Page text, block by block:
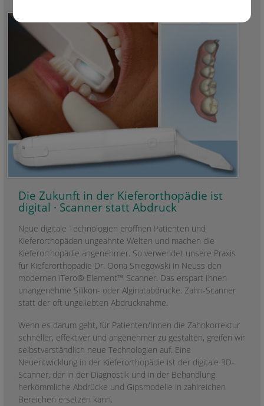
Die Zukunft in der Kieferorthopädie ist
digital · Scanner statt Abdruck
Neue digitale Technologien eröffnen Patienten und
Kieferorthopäden ungeahnte Welten und machen die
Kieferorthopädie angenehmer. So verwendet unsere Praxis
für Kieferorthopädie Dr. Oona Sniegowski in Neuss den
modernen iTero® Element™-Scanner. Das erspart Ihnen
unangenehme Silikon- oder Alginatabdrücke. Zahn-Scanner
statt der oft ungeliebten Abdrucknahme.
Wenn es darum geht, für Patienten/Innen die Zahnkorrektur
schneller, effektiver und angenehmer zu gestalten, greifen wir
selbstverständlich neue Technologien auf. Eine
Neuentwicklung in der Kieferorthopädie ist der digitale 3D-
Scanner, der in der Diagnostik und in der Behandlung
herkömmliche Abdrücke und Gipsmodelle in zahlreichen
Bereichen ersetzen kann.